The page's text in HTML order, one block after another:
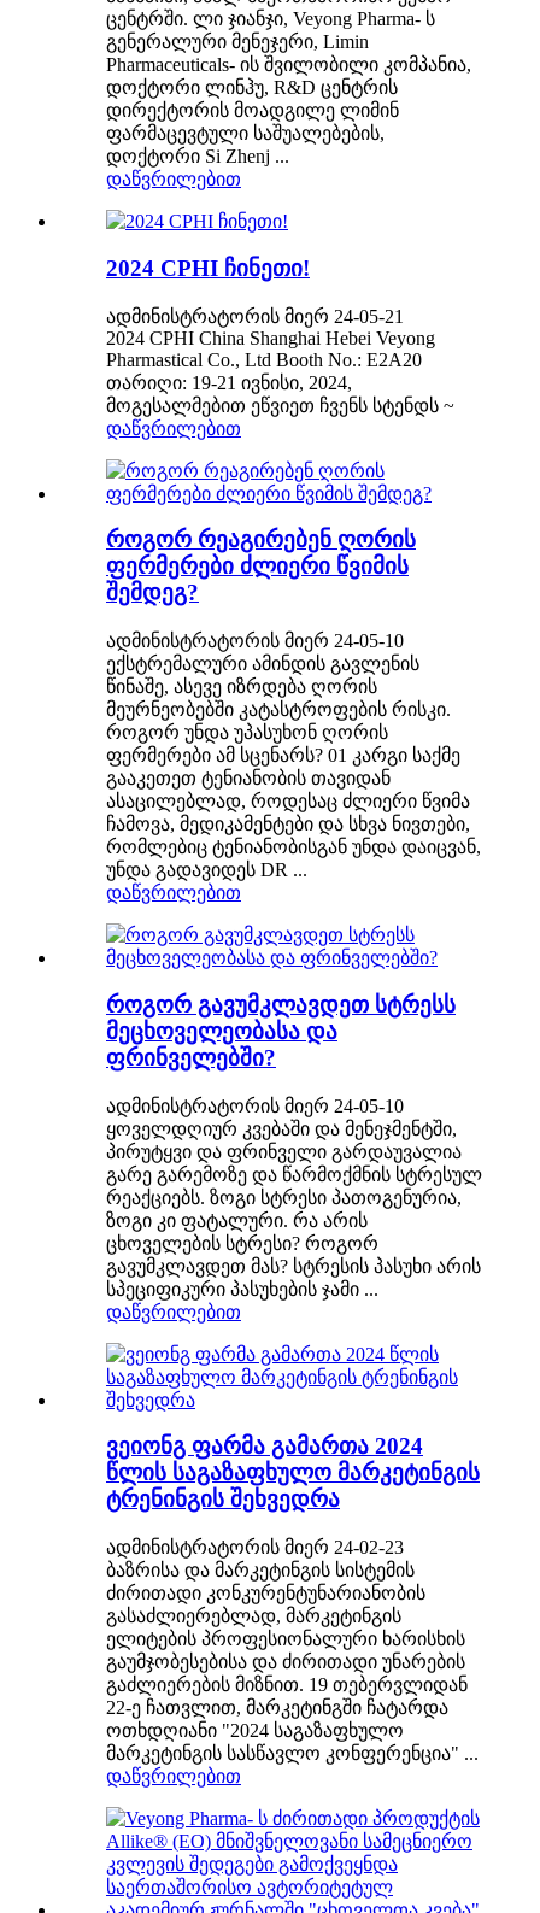
ცენტრში. ლი ჯიანჯი, Veyong Pharma- ს
გენერალური მენეჯერი, Limin
Pharmaceuticals- ის შვილობილი კომპანია,
დოქტორი ლინჰუ, R&D ცენტრის
დირექტორის მოადგილე ლიმინ
ფარმაცევტული საშუალებების,
დოქტორი Si Zhenj ...
დაწვრილებით
2024 CPHI ჩინეთი!
ადმინისტრატორის მიერ 24-05-21
2024 CPHI China Shanghai Hebei Veyong
Pharmastical Co., Ltd Booth No.: E2A20
თარიღი: 19-21 ივნისი, 2024,
მოგესალმებით ეწვიეთ ჩვენს სტენდს ~
დაწვრილებით
როგორ რეაგირებენ ღორის
ფერმერები ძლიერი წვიმის
შემდეგ?
ადმინისტრატორის მიერ 24-05-10
ექსტრემალური ამინდის გავლენის
წინაშე, ასევე იზრდება ღორის
მეურნეობებში კატასტროფების რისკი.
როგორ უნდა უპასუხონ ღორის
ფერმერები ამ სცენარს? 01 კარგი საქმე
გააკეთეთ ტენიანობის თავიდან
ასაცილებლად, როდესაც ძლიერი წვიმა
ჩამოვა, მედიკამენტები და სხვა ნივთები,
რომლებიც ტენიანობისგან უნდა დაიცვან,
უნდა გადავიდეს DR ...
დაწვრილებით
როგორ გავუმკლავდეთ სტრესს
მეცხოველეობასა და
ფრინველებში?
ადმინისტრატორის მიერ 24-05-10
ყოველდღიურ კვებაში და მენეჯმენტში,
პირუტყვი და ფრინველი გარდაუვალია
გარე გარემოზე და წარმოქმნის სტრესულ
რეაქციებს. ზოგი სტრესი პათოგენურია,
ზოგი კი ფატალური. რა არის
ცხოველების სტრესი? როგორ
გავუმკლავდეთ მას? სტრესის პასუხი არის
სპეციფიკური პასუხების ჯამი ...
დაწვრილებით
ვეიონგ ფარმა გამართა 2024
წლის საგაზაფხულო მარკეტინგის
ტრენინგის შეხვედრა
ადმინისტრატორის მიერ 24-02-23
ბაზრისა და მარკეტინგის სისტემის
ძირითადი კონკურენტუნარიანობის
გასაძლიერებლად, მარკეტინგის
ელიტების პროფესიონალური ხარისხის
გაუმჯობესებისა და ძირითადი უნარების
გაძლიერების მიზნით. 19 თებერვლიდან
22-ე ჩათვლით, მარკეტინგში ჩატარდა
ოთხდღიანი "2024 საგაზაფხულო
მარკეტინგის სასწავლო კონფერენცია" ...
დაწვრილებით